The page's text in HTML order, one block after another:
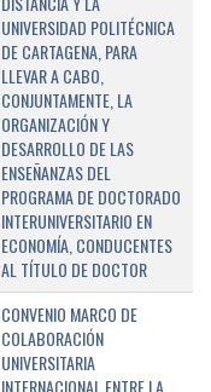
UNIVERSIDAD POLITÉCNICA
DE CARTAGENA, PARA
LLEVAR A CABO,
CONJUNTAMENTE, LA
ORGANIZACIÓN Y
DESARROLLO DE LAS
ENSEÑANZAS DEL
PROGRAMA DE DOCTORADO
INTERUNIVERSITARIO EN
ECONOMÍA, CONDUCENTES
AL TÍTULO DE DOCTOR
CONVENIO MARCO DE
COLABORACIÓN
UNIVERSITARIA
INTERNACIONAL ENTRE LA